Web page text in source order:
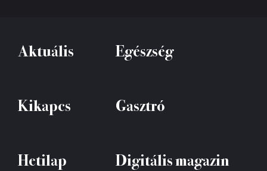
Aktuális Egészség
Kikapcs Gasztró
Hetilap Digitális magazin